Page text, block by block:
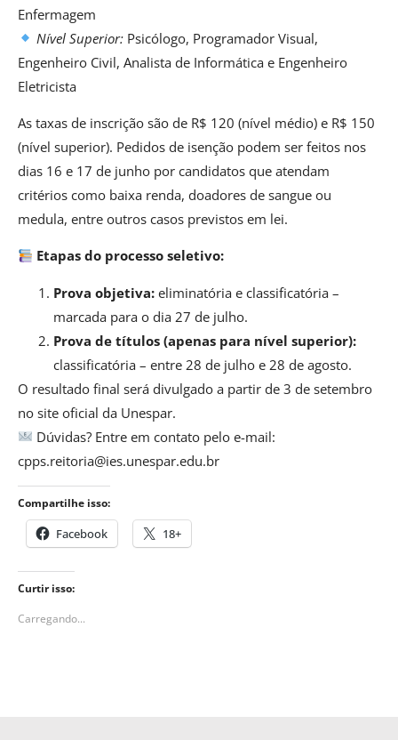
Enfermagem
Nível Superior: Psicólogo, Programador Visual,
Engenheiro Civil, Analista de Informática e Engenheiro
Eletricista
As taxas de inscrição são de R$ 120 (nível médio) e R$ 150
(nível superior). Pedidos de isenção podem ser feitos nos
dias 16 e 17 de junho por candidatos que atendam
critérios como baixa renda, doadores de sangue ou
medula, entre outros casos previstos em lei.
Etapas do processo seletivo:
Prova objetiva: eliminatória e classificatória –
marcada para o dia 27 de julho.
Prova de títulos (apenas para nível superior):
classificatória – entre 28 de julho e 28 de agosto.
O resultado final será divulgado a partir de 3 de setembro
no site oficial da Unespar.
Dúvidas? Entre em contato pelo e-mail:
cpps.reitoria@ies.unespar.edu.br
Compartilhe isso:
Facebook 18+
Curtir isso:
Carregando...